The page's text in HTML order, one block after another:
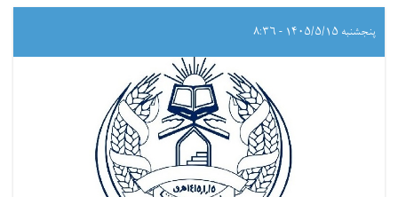
پنجشنبه ۱۴۰۵/۵/۱۵ - ۸:۳۶